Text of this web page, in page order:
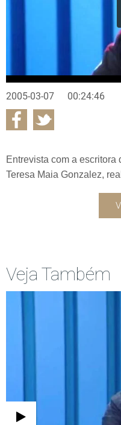
2005-03-07 00:24:46
Entrevista com a
Teresa Maia Gonzalez,
Veja Também